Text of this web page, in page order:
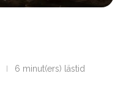
6 minut(ers) lästid